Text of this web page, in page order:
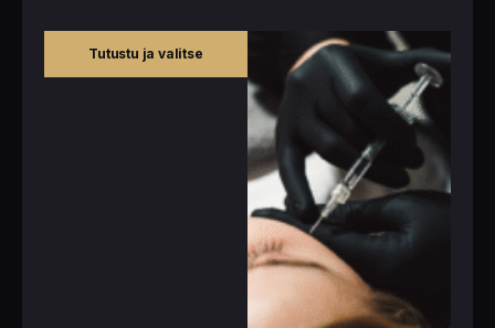
Tutustu ja valitse